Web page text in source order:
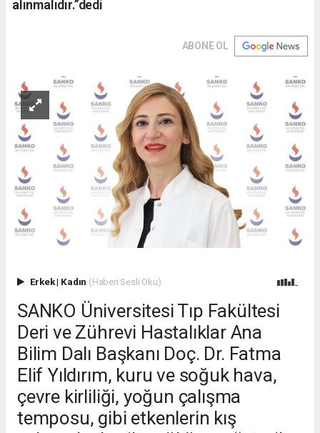
alınmalıdır.”dedi
ABONE OL
Erkek| Kadın (Haberi Sesli Oku)
SANKO Üniversitesi Tıp Fakültesi
Deri ve Zührevi Hastalıklar Ana
Bilim Dalı Başkanı Doç. Dr. Fatma
Elif Yıldırım, kuru ve soğuk hava,
çevre kirliliği, yoğun çalışma
temposu, gibi etkenlerin kış